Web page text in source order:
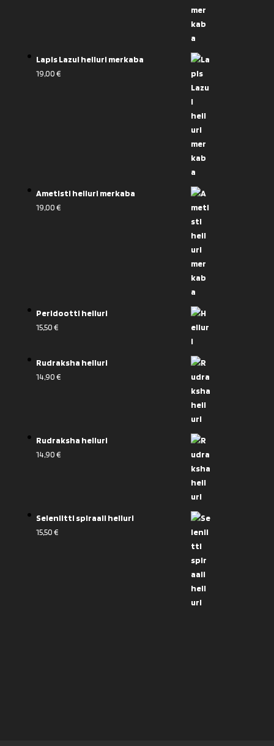
Lapis Lazul heiluri merkaba
19,00€
Ametisti heiluri merkaba
19,00€
Peridootti heiluri
15,50€
Rudraksha heiluri
14,90€
Rudraksha heiluri
14,90€
Seleniitti spiraali heiluri
15,50€